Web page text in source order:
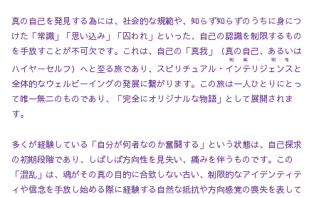
真の自己を発見する為には、社会的な規範や、知らず知らずのうちに身につ
けた「常識」「思い込み」「囚われ」といった、自己の認識を制限するもの
を手放すことが不可欠です。これは、自己の「真我」（真の自己、あるいは
ハイヤーセルフ）へと至る旅であり、スピリチュアル・ インテリジェンス
知能・知性
と
全体的なウェルビーイングの発展に繋がります。この旅は一人ひとりにとっ
て唯一無二のものであり、「完全にオリジナルな物語」として展開されま
す。
多くが経験している「自分が何者なのか奮闘する」という状態は、自己探求
の初期段階であり、しばしば方向性を見失い、痛みを伴うものです。この
「混乱」は、魂がその真の目的に合致しない古い、制限的なアイデンティテ
ィや信念を手放し始める際に経験する自然な抵抗や方向感覚の喪失を表して